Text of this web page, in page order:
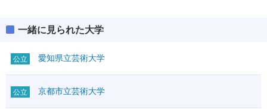
デザ－インダストリアルデザイン
工芸
一緒に見られた大学
公立 愛知県立芸術大学
公立 京都市立芸術大学